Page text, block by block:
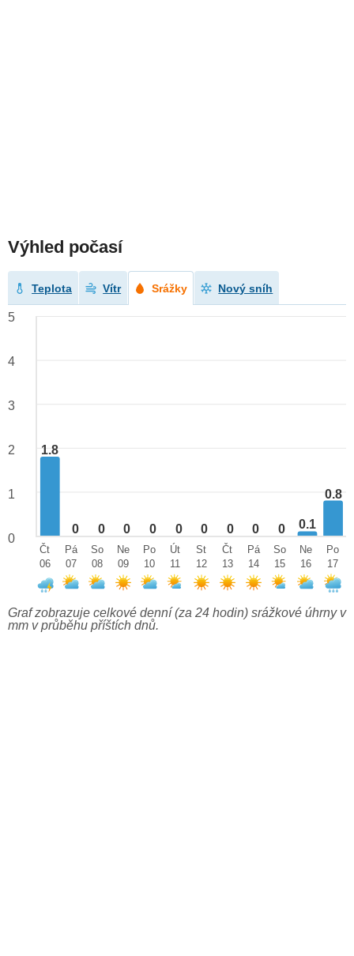
Výhled počasí
Teplota Vítr Srážky Nový sníh
1.8
0 0 0 0 0 0 0 0 0 0.1
0.8
5
4
3
2
1
0
Čt
06
Pá
07
So
08
Ne
09
Po
10
Út
11
St
12
Čt
13
Pá
14
So
15
Ne
16
Po
17
Graf zobrazuje celkové denní (za 24 hodin) srážkové úhrny v
mm v průběhu příštích dnů.